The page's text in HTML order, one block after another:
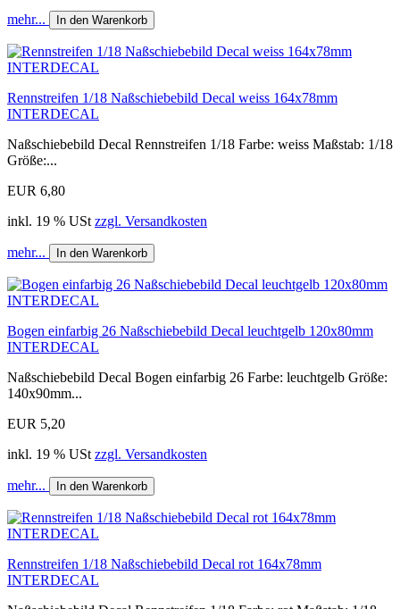
mehr... In den Warenkorb
Rennstreifen 1/18 Naßschiebebild Decal weiss 164x78mm
INTERDECAL
Naßschiebebild Decal Rennstreifen 1/18 Farbe: weiss Maßstab: 1/18
Größe:...
EUR 6,80
inkl. 19 % USt zzgl. Versandkosten
mehr... In den Warenkorb
Bogen einfarbig 26 Naßschiebebild Decal leuchtgelb 120x80mm
INTERDECAL
Naßschiebebild Decal Bogen einfarbig 26 Farbe: leuchtgelb Größe:
140x90mm...
EUR 5,20
inkl. 19 % USt zzgl. Versandkosten
mehr... In den Warenkorb
Rennstreifen 1/18 Naßschiebebild Decal rot 164x78mm
INTERDECAL